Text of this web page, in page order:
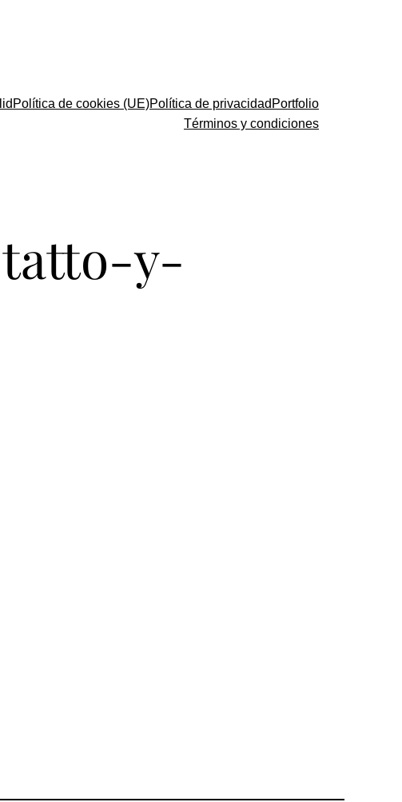
Política de cookies (UE)Política de privacidad Portfolio
Términos y condiciones
y-